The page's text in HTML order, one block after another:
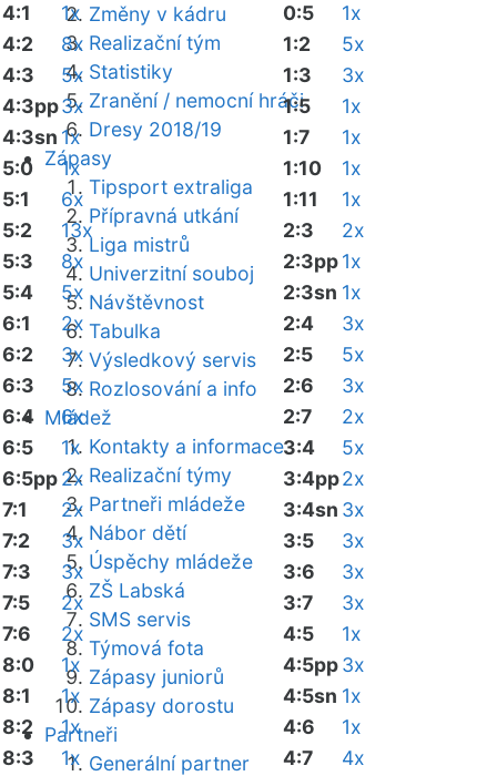
Změny v kádru
Realizační tým
Statistiky
Zranění / nemocní hráči
Dresy 2018/19
Zápasy
Tipsport extraliga
Přípravná utkání
Liga mistrů
Univerzitní souboj
Návštěvnost
Tabulka
Výsledkový servis
Rozlosování a info
Mládež
Kontakty a informace
Realizační týmy
Partneři mládeže
Nábor dětí
Úspěchy mládeže
ZŠ Labská
SMS servis
Týmová fota
Zápasy juniorů
Zápasy dorostu
Partneři
Generální partner
4:1
1x
4:2
8x
4:3
5x
4:3pp3x
4:3sn 1x
5:0
1x
5:1
6x
5:2
13x
5:3
8x
5:4
5x
6:1
2x
6:2
3x
6:3
5x
6:4
6x
6:5
1x
6:5pp2x
7:1
2x
7:2
3x
7:3
3x
7:5
2x
7:6
2x
8:0
1x
8:1
1x
8:2
1x
8:3
1x
0:5
1x
1:2
5x
1:3
3x
1:5
1x
1:7
1x
1:10
1x
1:11
1x
2:3
2x
2:3pp1x
2:3sn 1x
2:4
3x
2:5
5x
2:6
3x
2:7
2x
3:4
5x
3:4pp2x
3:4sn 3x
3:5
3x
3:6
3x
3:7
3x
4:5
1x
4:5pp3x
4:5sn 1x
4:6
1x
4:7
4x